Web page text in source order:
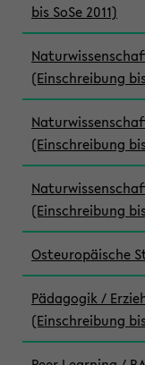
bis SoSe 2011)
(Einschreibung
(Einschreibung
(Einschreibung
Osteuropäische
Pädagogik /
(Einschreibung